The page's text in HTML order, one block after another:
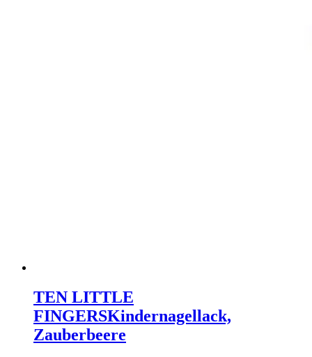
TEN LITTLE
FINGERSKindernagellack,
Zauberbeere